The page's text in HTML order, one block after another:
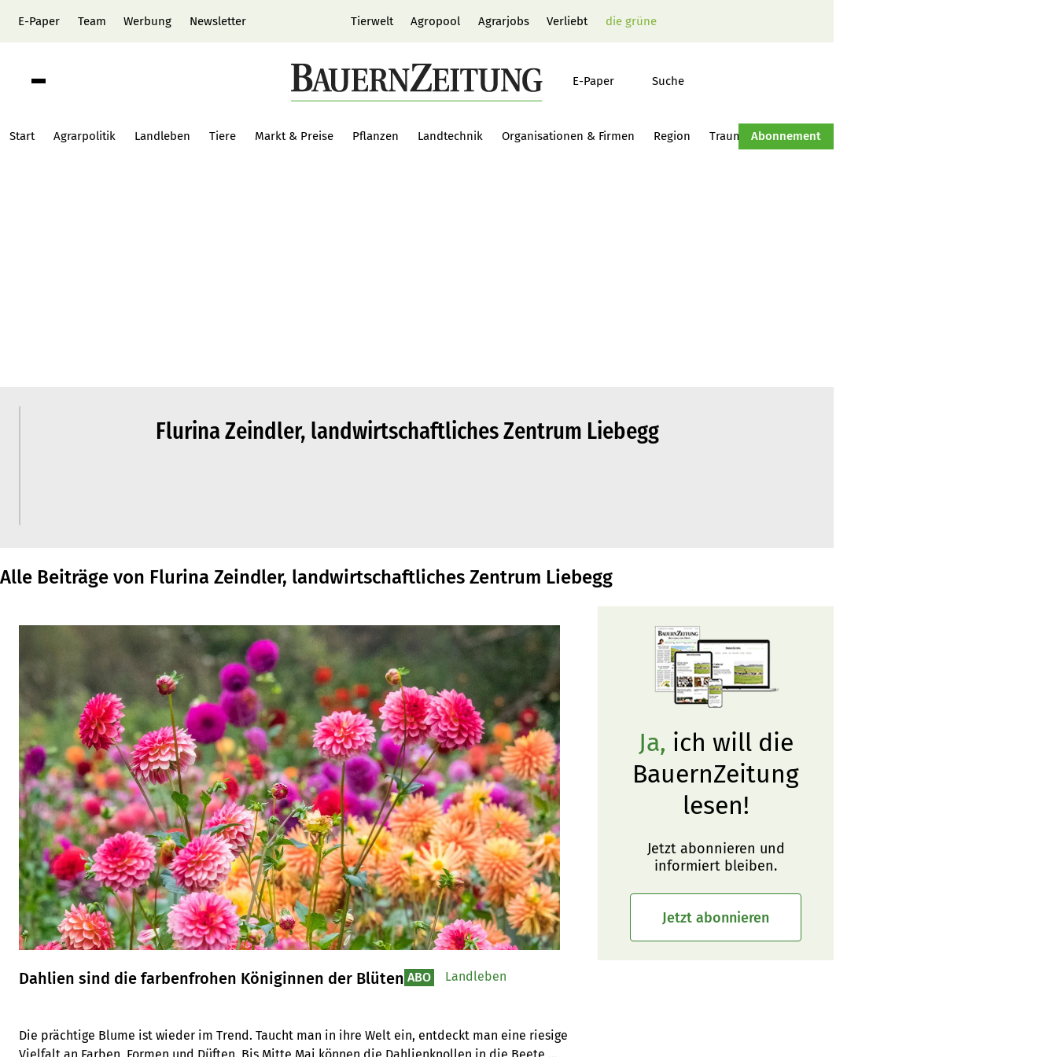
E-Paper Team Werbung Newsletter Tierwelt Agropool Agrarjobs Verliebt die grüne
E-Paper Suche
Start Agrarpolitik Landleben Tiere Markt & Preise Pflanzen Landtechnik Organisationen & Firmen Region Traumtraktor Hof-Management
Abonnement
Flurina Zeindler, landwirtschaftliches Zentrum Liebegg
Alle Beiträge von Flurina Zeindler, landwirtschaftliches Zentrum Liebegg
Dahlien sind die farbenfrohen Königinnen der Blüten
Die prächtige Blume ist wieder im Trend. Taucht man in ihre Welt ein, entdeckt man eine riesige
ABO Landleben
Ja, ich will die
BauernZeitung
lesen!
Jetzt abonnieren und
informiert bleiben.
Jetzt abonnieren